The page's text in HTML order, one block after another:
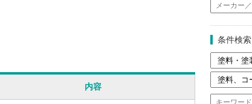
内容
条件検索